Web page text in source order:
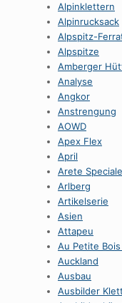
Alpinklettern
Alpinrucksack
Alpspitz-
Alpspitze
Amberger
Analyse
Angkor
Anstrengung
AOWD
Apex Flex
April
Arete Speciale
Arlberg
Artikelserie
Asien
Attapeu
Au Petite
Auckland
Ausbau
Ausbilder